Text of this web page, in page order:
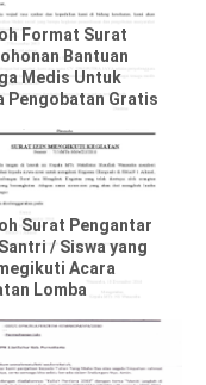
Format Surat
Bantuan
Medis Untuk
Pengobatan Gratis
Surat Pengantar
/ Siswa yang
Acara
Lomba